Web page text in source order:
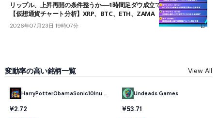
リップル、上昇再開の条件整うか──1時間足ダウ成立で1.185ドルを狙う
【仮想通貨チャート分析】XRP、BTC、ETH、ZAMA
2026年07月23日 19時07分
変動率の高い銘柄一覧 View All
HarryPotterObamaSonic10Inu (ETH)
¥2.72
Undeads Games
¥53.71